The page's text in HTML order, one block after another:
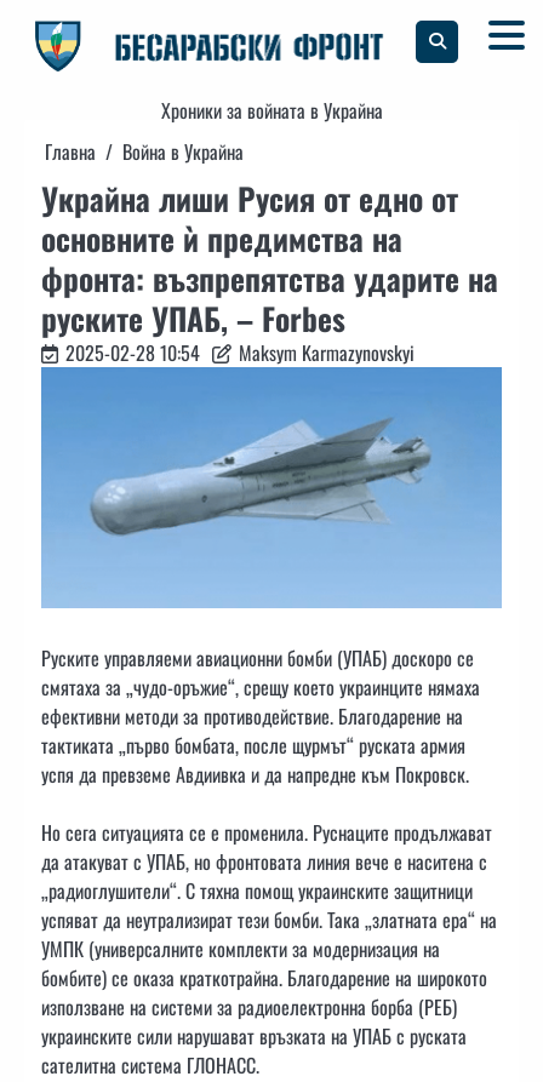
content
Хроники за войната в Украйна
Главна
Война в Украйна
Украйна лиши Русия от едно от
основните ѝ предимства на
фронта: възпрепятства ударите на
руските УПАБ, – Forbes
2025-02-28 10:54 Maksym Karmazynovskyi
Руските управляеми авиационни бомби (УПАБ) доскоро се
смятаха за „чудо-оръжие“, срещу което украинците нямаха
ефективни методи за противодействие. Благодарение на
тактиката „първо бомбата, после щурмът“ руската армия
успя да превземе Авдиивка и да напредне към Покровск.
Но сега ситуацията се е променила. Руснаците продължават
да атакуват с УПАБ, но фронтовата линия вече е наситена с
„радиоглушители“. С тяхна помощ украинските защитници
успяват да неутрализират тези бомби. Така „златната ера“ на
УМПК (универсалните комплекти за модернизация на
бомбите) се оказа краткотрайна. Благодарение на широкото
използване на системи за радиоелектронна борба (РЕБ)
украинските сили нарушават връзката на УПАБ с руската
сателитна система ГЛОНАСС.